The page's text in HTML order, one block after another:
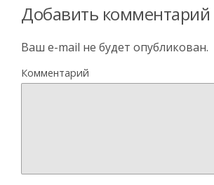
Добавить комментарий
Ваш e-mail не будет опубликован.
Комментарий